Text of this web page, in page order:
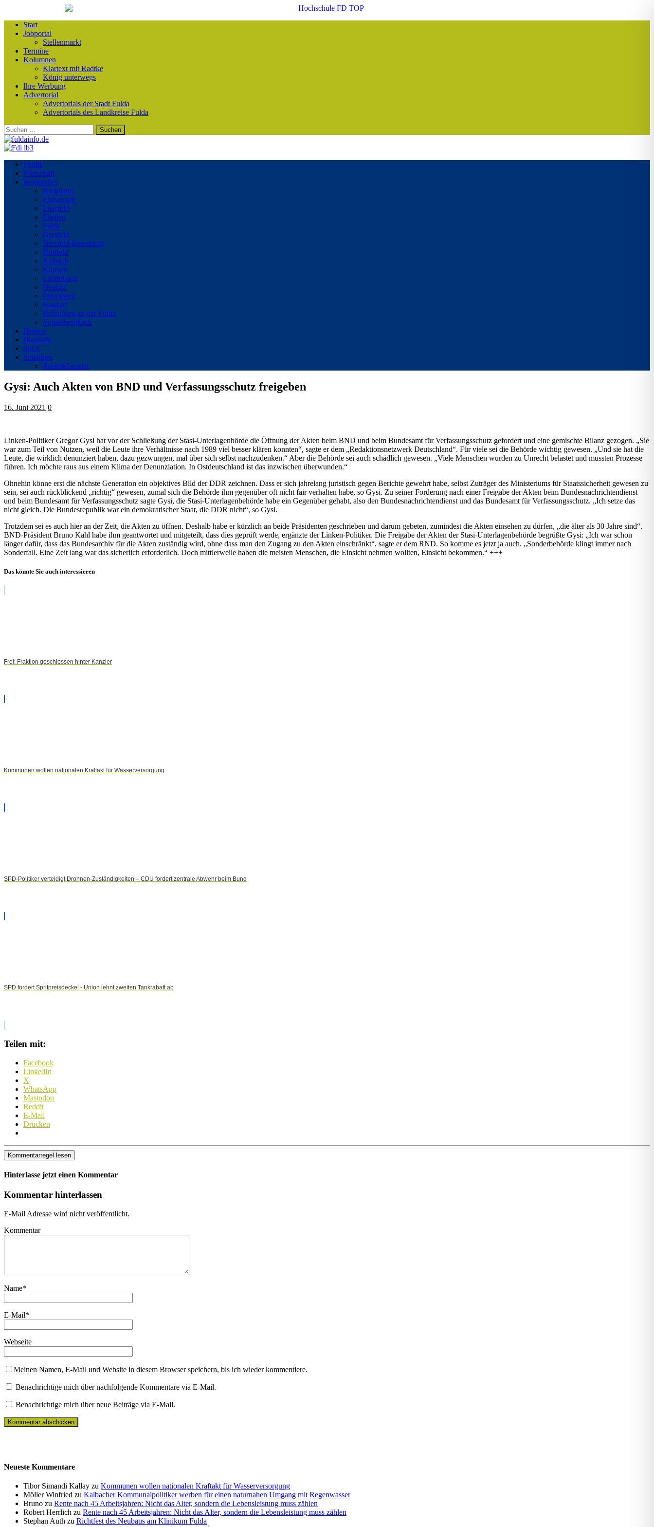
Start
Jobportal
Stellenmarkt
Termine
Kolumnen
Klartext mit Radtke
König unterwegs
Ihre Werbung
Advertorial
Advertorials der Stadt Fulda
Advertorials des Landkreise Fulda
Suchen
nach:
Politik
Wirtschaft
Regionales
Burghaun
Eichenzell
Eiterfeld
Flieden
Fulda
Gersfeld
Hersfeld-Rotenburg
Hünfeld
Kalbach
Künzell
Lauterbach
Neuhof
Petersberg
Rasdorf
Rotenburg an der Fulda
Vogelsbergkreis
Hessen
Blaulicht
Sport
Sonstiges
Reise&Freizeit
Gysi: Auch Akten von BND und Verfassungsschutz freigeben
16. Juni 2021 0
Linken-Politiker Gregor Gysi hat vor der Schließung der Stasi-Unterlagenhörde die Öffnung der Akten beim BND und beim Bundesamt für Verfassungsschutz gefordert und eine gemischte Bilanz gezogen. „Sie
war zum Teil von Nutzen, weil die Leute ihre Verhältnisse nach 1989 viel besser klären konnten“, sagte er dem „Redaktionsnetzwerk Deutschland“. Für viele sei die Behörde wichtig gewesen. „Und sie hat die
Leute, die wirklich denunziert haben, dazu gezwungen, mal über sich selbst nachzudenken.“ Aber die Behörde sei auch schädlich gewesen. „Viele Menschen wurden zu Unrecht belastet und mussten Prozesse
führen. Ich möchte raus aus einem Klima der Denunziation. In Ostdeutschland ist das inzwischen überwunden.“
Ohnehin könne erst die nächste Generation ein objektives Bild der DDR zeichnen. Dass er sich jahrelang juristisch gegen Berichte gewehrt habe, selbst Zuträger des Ministeriums für Staatssicherheit gewesen zu
sein, sei auch rückblickend „richtig“ gewesen, zumal sich die Behörde ihm gegenüber oft nicht fair verhalten habe, so Gysi. Zu seiner Forderung nach einer Freigabe der Akten beim Bundesnachrichtendienst
und beim Bundesamt für Verfassungsschutz sagte Gysi, die Stasi-Unterlagenbehörde habe ein Gegenüber gehabt, also den Bundesnachrichtendienst und das Bundesamt für Verfassungsschutz. „Ich setze das
nicht gleich. Die Bundesrepublik war ein demokratischer Staat, die DDR nicht“, so Gysi.
Trotzdem sei es auch hier an der Zeit, die Akten zu öffnen. Deshalb habe er kürzlich an beide Präsidenten geschrieben und darum gebeten, zumindest die Akten einsehen zu dürfen, „die älter als 30 Jahre sind“.
BND-Präsident Bruno Kahl habe ihm geantwortet und mitgeteilt, dass dies geprüft werde, ergänzte der Linken-Politiker. Die Freigabe der Akten der Stasi-Unterlagenbehörde begrüßte Gysi: „Ich war schon
länger dafür, dass das Bundesarchiv für die Akten zuständig wird, ohne dass man den Zugang zu den Akten einschränkt“, sagte er dem RND. So komme es jetzt ja auch. „Sonderbehörde klingt immer nach
Sonderfall. Eine Zeit lang war das sicherlich erforderlich. Doch mittlerweile haben die meisten Menschen, die Einsicht nehmen wollten, Einsicht bekommen.“ +++
Das könnte Sie auch interessieren
Frei: Fraktion geschlossen hinter Kanzler
Kommunen wollen nationalen Kraftakt für Wasserversorgung
SPD-Politiker verteidigt Drohnen-Zuständigkeiten – CDU fordert zentrale Abwehr beim Bund
SPD fordert Spritpreisdeckel - Union lehnt zweiten Tankrabatt ab
Teilen mit:
Facebook
LinkedIn
X
WhatsApp
Mastodon
Reddit
E-Mail
Drucken
Kommentarregel lesen
Hinterlasse jetzt einen Kommentar
Kommentar hinterlassen
E-Mail Adresse wird nicht veröffentlicht.
Kommentar
Name*
E-Mail*
Webseite
Meinen Namen, E-Mail und Website in diesem Browser speichern, bis ich wieder kommentiere.
Benachrichtige mich über nachfolgende Kommentare via E-Mail.
Benachrichtige mich über neue Beiträge via E-Mail.
Neueste Kommentare
Tibor Simandi Kallay zu Kommunen wollen nationalen Kraftakt für Wasserversorgung
Möller Winfried zu Kalbacher Kommunalpolitiker werben für einen naturnahen Umgang mit Regenwasser
Bruno zu Rente nach 45 Arbeitsjahren: Nicht das Alter, sondern die Lebensleistung muss zählen
Robert Herrlich zu Rente nach 45 Arbeitsjahren: Nicht das Alter, sondern die Lebensleistung muss zählen
Stephan Auth zu Richtfest des Neubaus am Klinikum Fulda